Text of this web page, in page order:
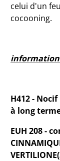
celui d'un
cocooning.
H412 -
à long
EUH 208 -